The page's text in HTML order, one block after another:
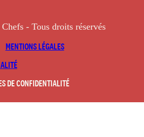
- Tous droits réservés
MENTIONS LÉGALES
DE CONFIDENTIALITÉ